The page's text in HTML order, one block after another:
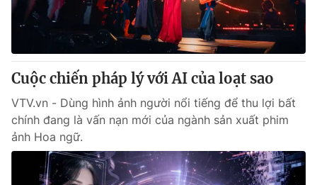
Thị trường 24h Tấm lòng Việt
VTV4 Vươn mình bằng AI
VTV9
Liên hệ tòa soạn English
Cuộc chiến pháp lý với AI của loạt sao
VTV.vn - Dùng hình ảnh người nổi tiếng để thu lợi bất
chính đang là vấn nạn mới của ngành sản xuất phim
ảnh Hoa ngữ.